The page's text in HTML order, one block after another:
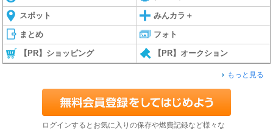
スポット みんカラ＋
まとめ フォト
【PR】ショッピング 【PR】オークション
もっと見る
ログインするとお気に入りの保存や燃費記録など様々な